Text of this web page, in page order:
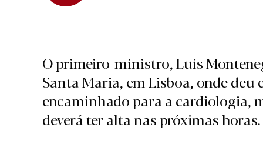
O primeiro-ministro, Luís
Santa Maria, em Lisboa, onde deu
encaminhado para a cardiologia,
deverá ter alta nas próximas horas.